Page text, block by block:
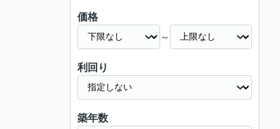
価格
～
利回り
築年数